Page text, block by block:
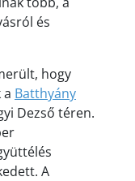
és
hogy
Batthyány
Dezső téren.
A